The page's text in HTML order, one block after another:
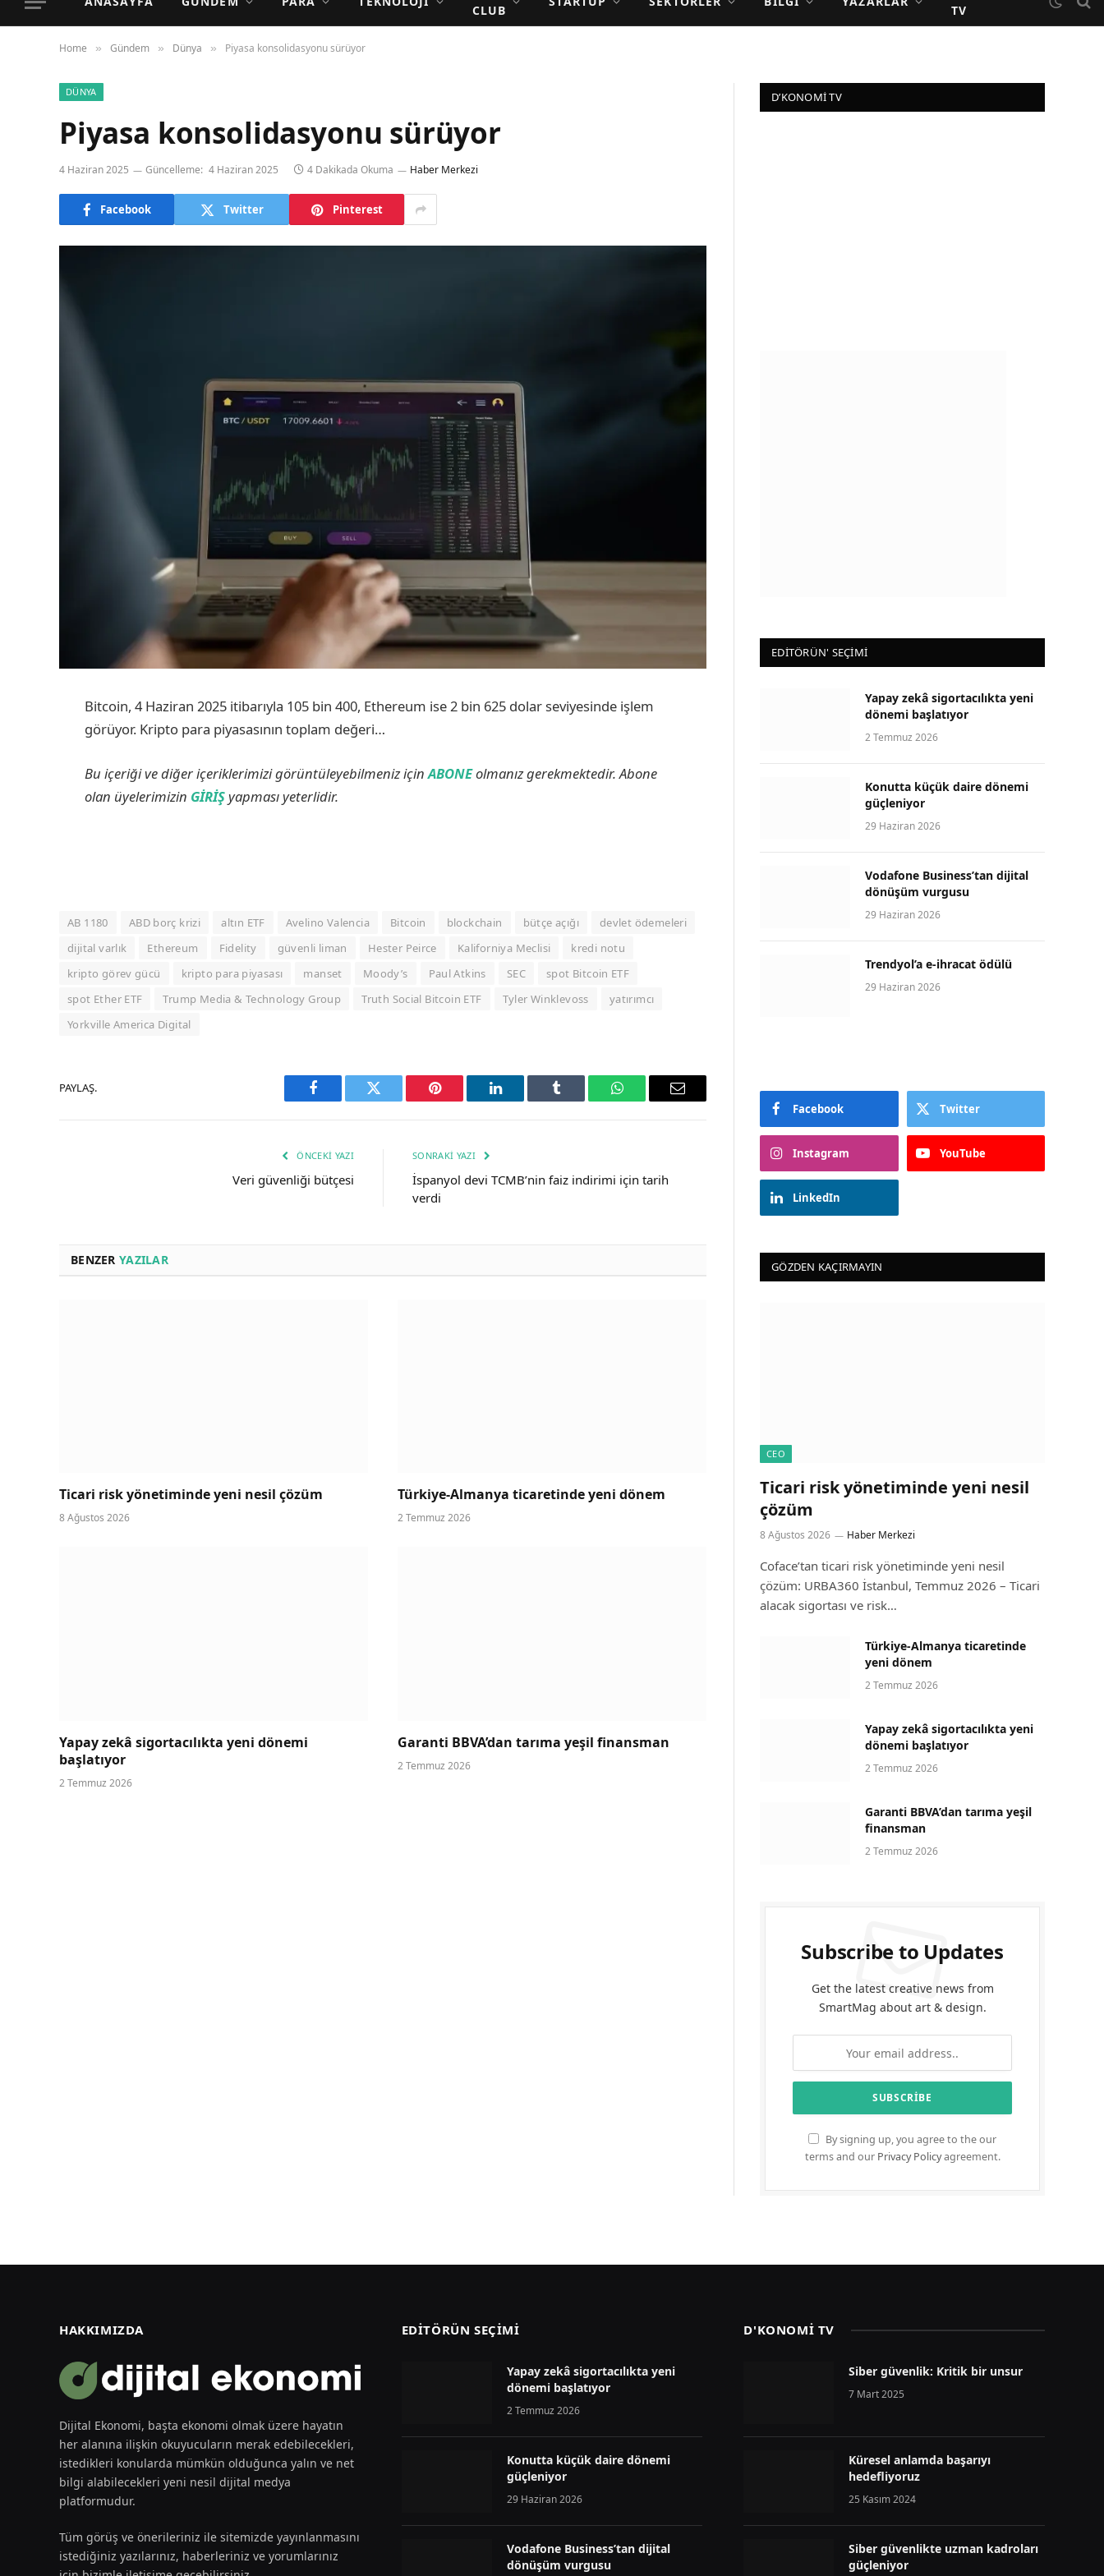
CLUB TV
Home » Gündem » Dünya » Piyasa konsolidasyonu sürüyor
DÜNYA
Piyasa konsolidasyonu sürüyor
4 Haziran 2025 Güncelleme: 4 Haziran 2025 4 Dakikada Okuma Haber Merkezi
Facebook Twitter Pinterest
Bitcoin, 4 Haziran 2025 itibarıyla 105 bin 400, Ethereum ise 2 bin 625 dolar seviyesinde işlem
görüyor. Kripto para piyasasının toplam değeri…
Bu içeriği ve diğer içeriklerimizi görüntüleyebilmeniz içinABONEolmanız gerekmektedir. Abone
olan üyelerimizin GİRİŞyapması yeterlidir.
AB 1180 ABD borç krizi altın ETF Avelino Valencia Bitcoin blockchain bütçe açığı
devlet ödemeleri
dijital varlık
Ethereum Fidelity güvenli liman Hester Peirce Kaliforniya Meclisi
kredi notu
kripto görev gücü
kripto para piyasası manset Moody’s Paul Atkins SEC
spot Bitcoin ETF
spot Ether ETF
Trump Media & Technology Group Truth Social Bitcoin ETF Tyler Winklevoss
yatırımcı
Yorkville America Digital
PAYLAŞ.
Facebook Twitter Pinterest LinkedIn Tumblr WhatsAppEmail
ÖNCEKI YAZI
Veri güvenliği bütçesi
SONRAKI YAZI
İspanyol devi TCMB’nin faiz indirimi için tarih
verdi
BENZER YAZILAR
Ticari risk yönetiminde yeni nesil çözüm
8 Ağustos 2026
Türkiye-Almanya ticaretinde yeni dönem
2 Temmuz 2026
Yapay zekâ sigortacılıkta yeni dönemi
başlatıyor
2 Temmuz 2026
Garanti BBVA’dan tarıma yeşil finansman
2 Temmuz 2026
D’KONOMI TV
EDİTÖRÜN' SEÇİMİ
Yapay zekâ sigortacılıkta yeni
dönemi başlatıyor
2 Temmuz 2026
Konutta küçük daire dönemi
güçleniyor
29 Haziran 2026
Vodafone Business’tan dijital
dönüşüm vurgusu
29 Haziran 2026
Trendyol’a e-ihracat ödülü
29 Haziran 2026
Facebook Twitter
Instagram YouTube
LinkedIn
GÖZDEN KAÇIRMAYIN
CEO
Ticari risk yönetiminde yeni nesil
çözüm
8 Ağustos 2026 Haber Merkezi
Coface’tan ticari risk yönetiminde yeni nesil
çözüm: URBA360 İstanbul, Temmuz 2026 – Ticari
alacak sigortası ve risk…
Türkiye-Almanya ticaretinde
yeni dönem
2 Temmuz 2026
Yapay zekâ sigortacılıkta yeni
dönemi başlatıyor
2 Temmuz 2026
Garanti BBVA’dan tarıma yeşil
finansman
2 Temmuz 2026
Subscribe to Updates
Get the latest creative news from
SmartMag about art & design.
By signing up, you agree to the our
terms and our Privacy Policyagreement.
HAKKIMIZDA
Dijital Ekonomi, başta ekonomi olmak üzere hayatın
her alanına ilişkin okuyucuların merak edebilecekleri,
istedikleri konularda mümkün olduğunca yalın ve net
bilgi alabilecekleri yeni nesil dijital medya
platformudur.
Tüm görüş ve önerileriniz ile sitemizde yayınlanmasını
istediğiniz yazılarınız, haberleriniz ve yorumlarınız
EDİTÖRÜN SEÇİMİ
Yapay zekâ sigortacılıkta yeni
dönemi başlatıyor
2 Temmuz 2026
Konutta küçük daire dönemi
güçleniyor
29 Haziran 2026
Vodafone Business’tan dijital
dönüşüm vurgusu
D'KONOMİ TV
Siber güvenlik: Kritik bir unsur
7 Mart 2025
Küresel anlamda başarıyı
hedefliyoruz
25 Kasım 2024
Siber güvenlikte uzman kadroları
güçleniyor